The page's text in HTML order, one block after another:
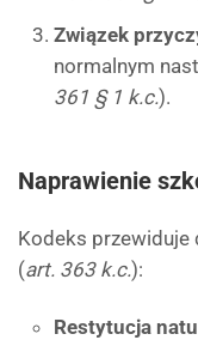
Związek
normalnym
361 § 1 k.c.).
Naprawienie
Kodeks przewiduje
(art. 363 k.c.):
Restytucja